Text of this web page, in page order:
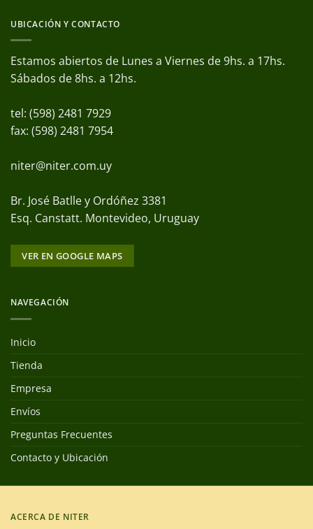
UBICACIÓN Y CONTACTO
Estamos abiertos de Lunes a Viernes de 9hs. a 17hs.
Sábados de 8hs. a 12hs.
tel: (598) 2481 7929
fax: (598) 2481 7954
niter@niter.com.uy
Br. José Batlle y Ordóñez 3381
Esq. Canstatt. Montevideo, Uruguay
VER EN GOOGLE MAPS
NAVEGACIÓN
Inicio
Tienda
Empresa
Envíos
Preguntas Frecuentes
Contacto y Ubicación
ACERCA DE NITER